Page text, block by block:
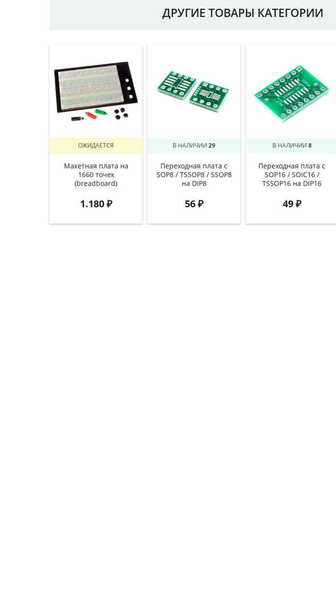
ДРУГИЕ ТОВАРЫ КАТЕГОРИИ
ОЖИДАЕТСЯ
Макетная плата на
1660 точек
(breadboard)
1.180₽
В НАЛИЧИИ 29
Переходная плата с
SOP8 / TSSOP8 / SSOP8
на DIP8
56₽
В НАЛИЧИИ 8
Переходная плата с
SOP16 / SOIC16 /
TSSOP16 на DIP16
49₽